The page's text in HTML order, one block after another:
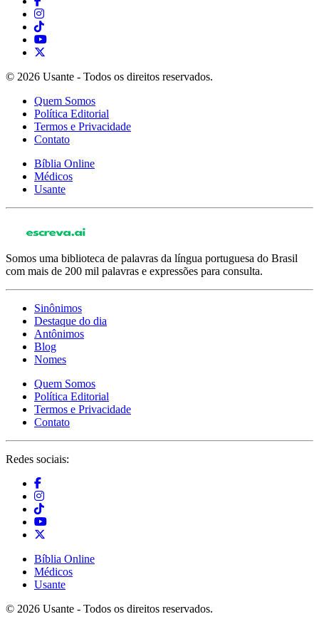
© 2026 Usante - Todos os direitos reservados.
Quem Somos
Política Editorial
Termos e Privacidade
Contato
Bíblia Online
Médicos
Usante
Somos uma biblioteca de palavras da língua portuguesa do Brasil
com mais de 200 mil palavras e expressões para consulta.
Sinônimos
Destaque do dia
Antônimos
Blog
Nomes
Quem Somos
Política Editorial
Termos e Privacidade
Contato
Redes sociais:
Bíblia Online
Médicos
Usante
© 2026 Usante - Todos os direitos reservados.